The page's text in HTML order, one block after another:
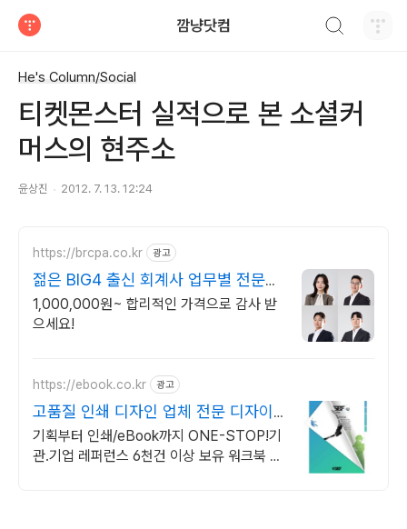
깜냥닷컴
He's Column/Social
티켓몬스터 실적으로 본 소셜커
머스의 현주소
윤상진 2012. 7. 13. 12:24
https://brcpa.co.kr 광고
젊은 BIG4 출신 회계사 업무별 전문센
터 운영
1,000,000원~ 합리적인 가격으로 감사 받
으세요!
https://ebook.co.kr 광고
고품질 인쇄 디자인 업체 전문 디자이
너 1:1 매칭
기획부터 인쇄/eBook까지 ONE-STOP!기
관.기업 레퍼런스 6천건 이상 보유 워크북 업